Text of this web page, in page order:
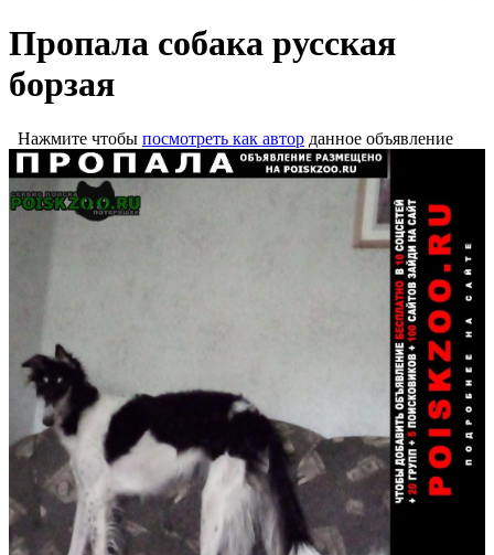
Пропала собака русская
борзая
Нажмите чтобы посмотреть как автор данное объявление